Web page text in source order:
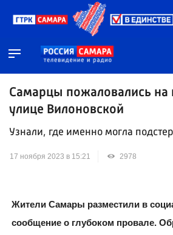
Самарцы пожаловались на
улице Вилоновской
Узнали, где именно могла
17 ноября 2023 в 15:21 2978
Жители Самары разместили в
сообщение о глубоком провале.